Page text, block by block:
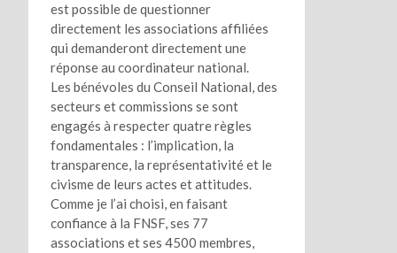
est possible de questionner
directement les associations affiliées
qui demanderont directement une
réponse au coordinateur national.
Les bénévoles du Conseil National, des
secteurs et commissions se sont
engagés à respecter quatre règles
fondamentales : l’implication, la
transparence, la représentativité et le
civisme de leurs actes et attitudes.
Comme je l’ai choisi, en faisant
confiance à la FNSF, ses 77
associations et ses 4500 membres,